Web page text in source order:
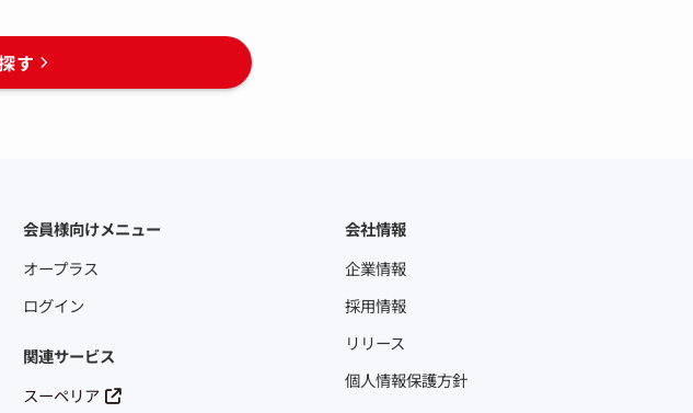
す
会員様向けメニュー
オープラス
ログイン
関連サービス
スーペリア
会社情報
企業情報
採用情報
リリース
個人情報保護方針